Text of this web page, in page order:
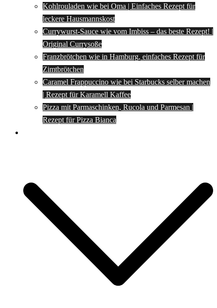
Kohlrouladen wie bei Oma | Einfaches Rezept für
leckere Hausmannskost
Currywurst-Sauce wie vom Imbiss – das beste Rezept! |
Original Currysoße
Franzbrötchen wie in Hamburg, einfaches Rezept für
Zimtbrötchen
Caramel Frappuccino wie bei Starbucks selber machen
| Rezept für Karamell Kaffee
Pizza mit Parmaschinken, Rucola und Parmesan |
Rezept für Pizza Bianca